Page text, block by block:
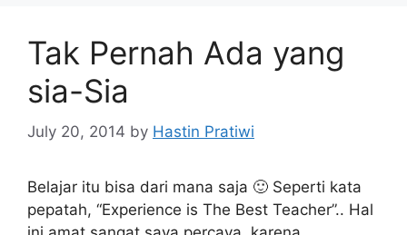
Tak Pernah Ada yang
sia-Sia
July 20, 2014 by Hastin Pratiwi
Belajar itu bisa dari mana saja 🙂 Seperti kata
pepatah, “Experience is The Best Teacher”.. Hal